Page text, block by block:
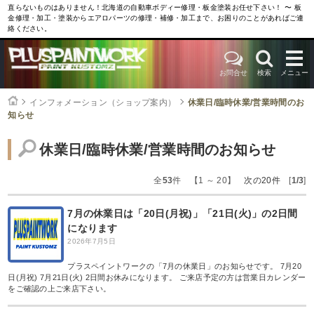
直らないものはありません！北海道の自動車ボディー修理・板金塗装お任せ下さい！ 〜 板
金修理・加工・塗装からエアロパーツの修理・補修・加工まで、お困りのことがあればご連
絡ください。
お問合せ 検索 メニュー
インフォメーション（ショップ案内）
休業日/臨時休業/営業時間のお
知らせ
休業日/臨時休業/営業時間のお知らせ
全53件 【1 ～ 20】 次の20件[1/3]
7月の休業日は「20日(月祝)」「21日(火)」の2日間
になります
2026年7月5日
プラスペイントワークの「7月の休業日」のお知らせです。 7月20
日(月祝) 7月21日(火) 2日間お休みになります。 ご来店予定の方は営業日カレンダー
をご確認の上ご来店下さい。